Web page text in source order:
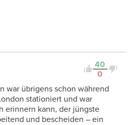
40
0
war übrigens schon während
stationiert und war
erinnern kann, der jüngste
und bescheiden – ein